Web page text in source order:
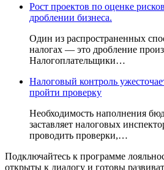
Рост проектов по оценке
дроблении бизнеса.
Один из распространенных
налогах — это дробление
Налогоплательщики…
Налоговый контроль
пройти проверку
Необходимость наполнения
заставляет налоговых
проводить проверки,…
Подключайтесь к программе
открыты к диалогу и готовы